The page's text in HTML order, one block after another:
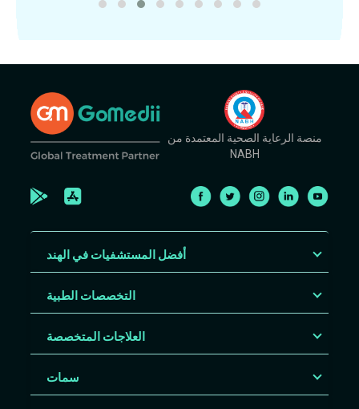
منصة الرعاية الصحية المعتمدة من
NABH
أفضل المستشفيات في الهند
التخصصات الطبية
العلاجات المتخصصة
سمات